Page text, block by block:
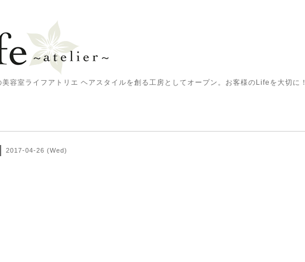
容室ライフアトリエ ヘアスタイルを創る工房としてオープン。お客様のLifeを大切に！
2017-04-26 (Wed)